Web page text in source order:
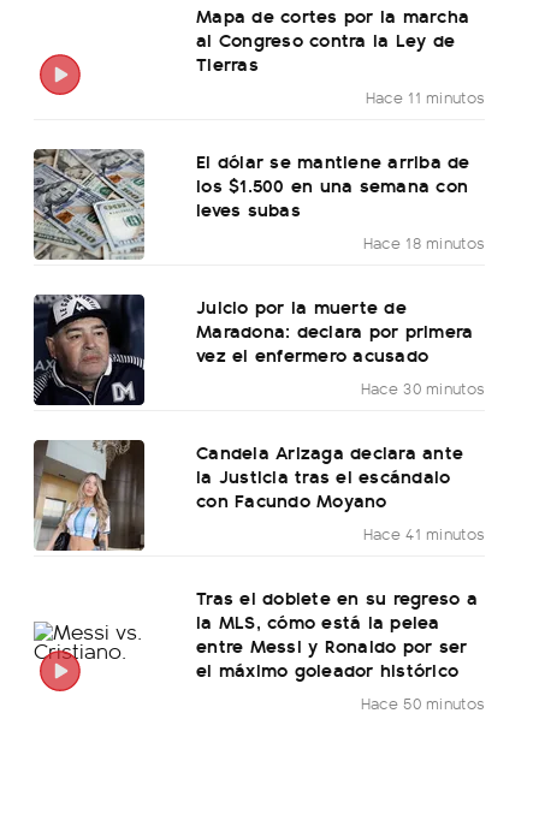
Mapa de cortes por la marcha
al Congreso contra la Ley de
Tierras
Hace 11 minutos
El dólar se mantiene arriba de
los $1.500 en una semana con
leves subas
Hace 18 minutos
Juicio por la muerte de
Maradona: declara por primera
vez el enfermero acusado
Hace 30 minutos
Candela Arizaga declara ante
la Justicia tras el escándalo
con Facundo Moyano
Hace 41 minutos
Tras el doblete en su regreso a
la MLS, cómo está la pelea
entre Messi y Ronaldo por ser
el máximo goleador histórico
Hace 50 minutos